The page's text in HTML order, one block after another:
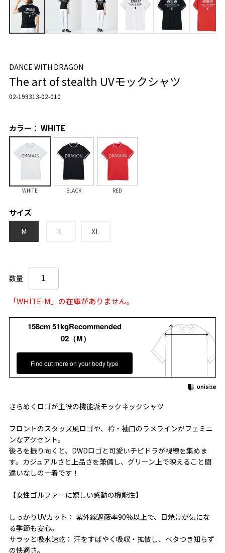
DANCE WITH DRAGON
The art of stealth UVモックシャツ
02-199313-02-010
カラー： WHITE
WHITE BLACK RED
サイズ
M L XL
数量
「WHITE-M」の在庫がありません。
158cm 51kgRecommended
02（M）
Find out more on your body type
きらめくロゴが主役の機能派モックネックシャツ
フロントのスタッズ風ロゴや、衿・袖口のラメラインがフェミニ
ンなアクセント。
後ろを振り向くと、DWDロゴと可愛いチビドラが視線を集めま
す。カジュアルさと上品さを兼備し、グリーン上で映えること間
違いなしの一着です！
【女性ゴルファーに嬉しい感動の機能性】
しっかりUVカット： 紫外線遮蔽率90%以上で、日焼けが気にな
る季節も安心。
サラッと吸水速乾： 汗をすばやく吸収・拡散し、ベタつき知らず
の快適さ。